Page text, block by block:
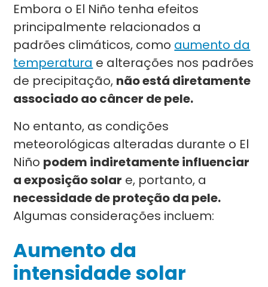
Embora o El Niño tenha efeitos
principalmente relacionados a
padrões climáticos, como aumento da
temperatura e alterações nos padrões
de precipitação, não está diretamente
associado ao câncer de pele.
No entanto, as condições
meteorológicas alteradas durante o El
Niño podem indiretamente influenciar
a exposição solar e, portanto, a
necessidade de proteção da pele.
Algumas considerações incluem:
Aumento da
intensidade solar